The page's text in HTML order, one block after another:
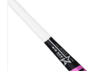
Diensten